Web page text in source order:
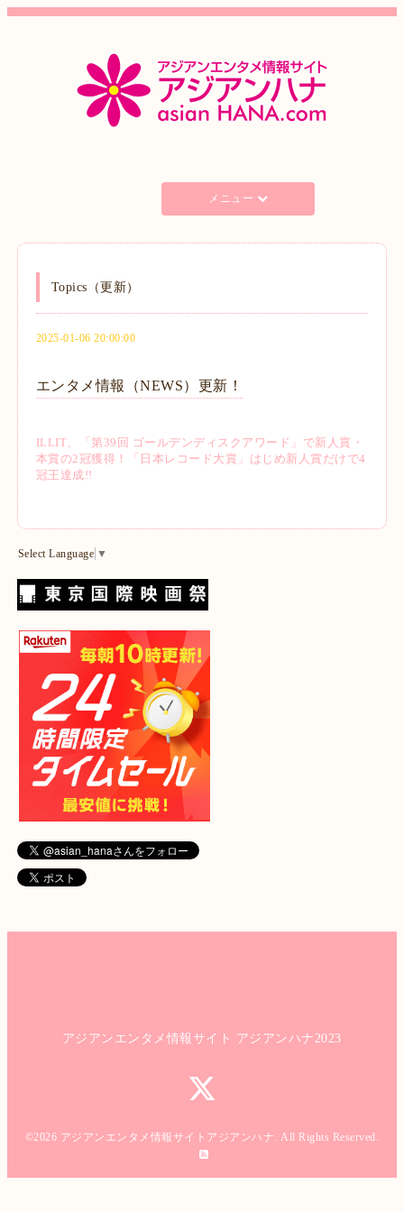
メニュー
Topics（更新）
2025-01-06 20:00:00
エンタメ情報（NEWS）更新！
ILLIT、「第39回 ゴールデンディスクアワード」で新人賞・
本賞の2冠獲得！「日本レコード大賞」はじめ新人賞だけで4
冠王達成!!
Select Language ▼
アジアンエンタメ情報サイト アジアンハナ2023
©2026 アジアンエンタメ情報サイトアジアンハナ. All Rights Reserved.